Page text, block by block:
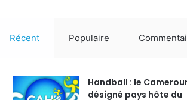
Récent Populaire
Handball : le
désigné pays hôte du